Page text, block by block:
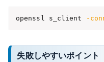
openssl s_client -
失敗しやすいポイント